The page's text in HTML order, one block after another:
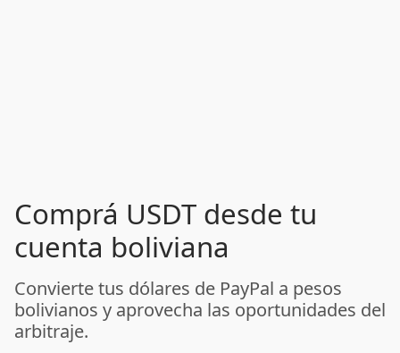
Comprá USDT desde tu
cuenta boliviana
Convierte tus dólares de PayPal a pesos
bolivianos y aprovecha las oportunidades del
arbitraje.